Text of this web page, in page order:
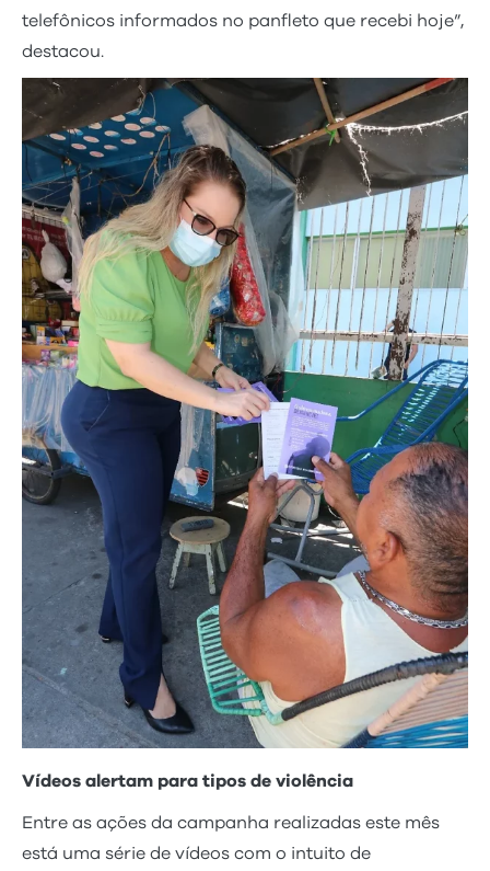
telefônicos informados no panfleto que recebi hoje”,
destacou.
Vídeos alertam para tipos de violência
Entre as ações da campanha realizadas este mês
está uma série de vídeos com o intuito de